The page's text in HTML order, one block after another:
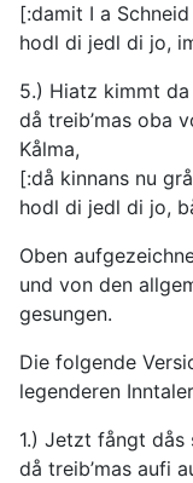
[:damit I a
hodl di jedl di jo,
5.) Hiatz kimmt
då treib’mas oba
Kålma,
[:då kinnans nu
hodl di jedl di jo,
Oben
und von den
gesungen.
Die folgende
legenderen
1.) Jetzt fångt dås
då treib’mas aufi